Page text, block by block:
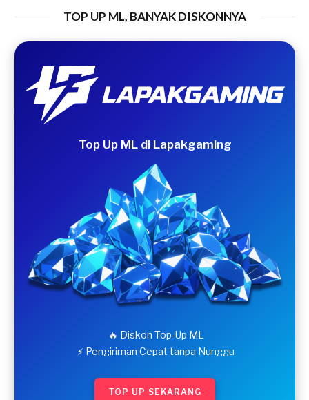
TOP UP ML, BANYAK DISKONNYA
Top Up ML di Lapakgaming
🔥 Diskon Top-Up ML
⚡ Pengiriman Cepat tanpa Nunggu
TOP UP SEKARANG